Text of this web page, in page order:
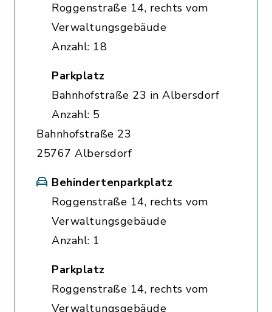
Roggenstraße 14, rechts vom
Verwaltungsgebäude
Anzahl: 18
Parkplatz
Bahnhofstraße 23 in Albersdorf
Anzahl: 5
Bahnhofstraße 23
25767 Albersdorf
Behindertenparkplatz
Roggenstraße 14, rechts vom
Verwaltungsgebäude
Anzahl: 1
Parkplatz
Roggenstraße 14, rechts vom
Verwaltungsgebäude